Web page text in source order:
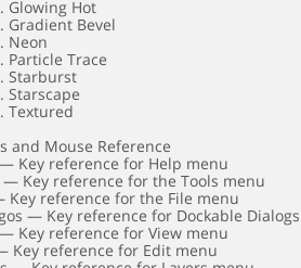
Glowing Hot
Gradient Bevel
Neon
Particle Trace
Starburst
Starscape
Textured
and Mouse Reference
Key reference for Help menu
— Key reference for the Tools menu
Key reference for the File menu
— Key reference for Dockable
Key reference for View menu
Key reference for Edit menu